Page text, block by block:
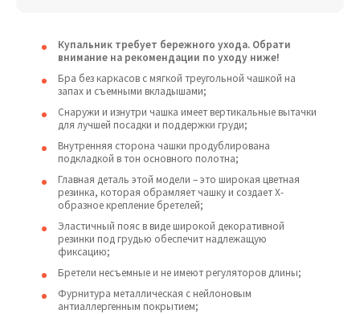
Купальник требует бережного ухода. Обрати
внимание на рекомендации по уходу ниже!
Бра без каркасов с мягкой треугольной чашкой на
запах и съемными вкладышами;
Снаружи и изнутри чашка имеет вертикальные вытачки
для лучшей посадки и поддержки груди;
Внутренняя сторона чашки продублирована
подкладкой в тон основного полотна;
Главная деталь этой модели – это широкая цветная
резинка, которая обрамляет чашку и создает Х-
образное крепление бретелей;
Эластичный пояс в виде широкой декоративной
резинки под грудью обеспечит надлежащую
фиксацию;
Бретели несъемные и не имеют регуляторов длины;
Фурнитура металлическая с нейлоновым
антиаллергенным покрытием;